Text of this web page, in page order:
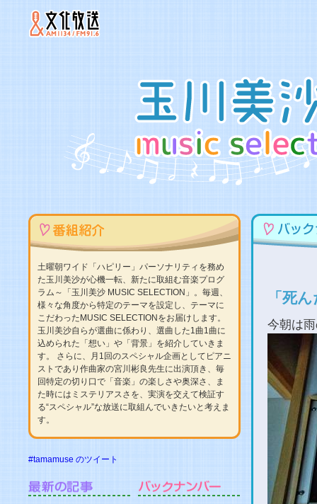
土曜朝ワイド「ハピリー」パーソナリティを務め
た玉川美沙が心機一転、新たに取組む音楽プログ
ラム～「玉川美沙 MUSIC SELECTION」。毎週、
様々な角度から特定のテーマを設定し、テーマに
こだわったMUSIC SELECTIONをお届けします。
玉川美沙自らが選曲に係わり、選曲した1曲1曲に
込められた「想い」や「背景」を紹介していきま
す。 さらに、月1回のスペシャル企画としてピアニ
ストであり作曲家の宮川彬良先生に出演頂き、毎
回特定の切り口で「音楽」の楽しさや奥深さ、ま
た時にはミステリアスさを、実演を交えて検証す
る“スペシャル”な放送に取組んでいきたいと考えま
す。
#tamamuse のツイート
「死
今朝は